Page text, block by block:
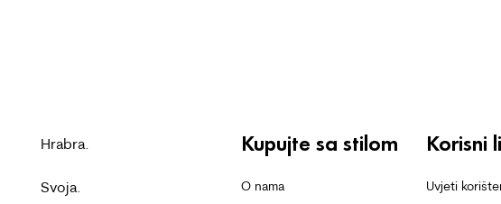
Hrabra.
Svoja.
Kupujte sa stilom
O nama
Korisni
Uvjeti